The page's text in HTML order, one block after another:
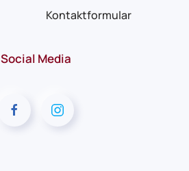
Kontaktformular
Social Media